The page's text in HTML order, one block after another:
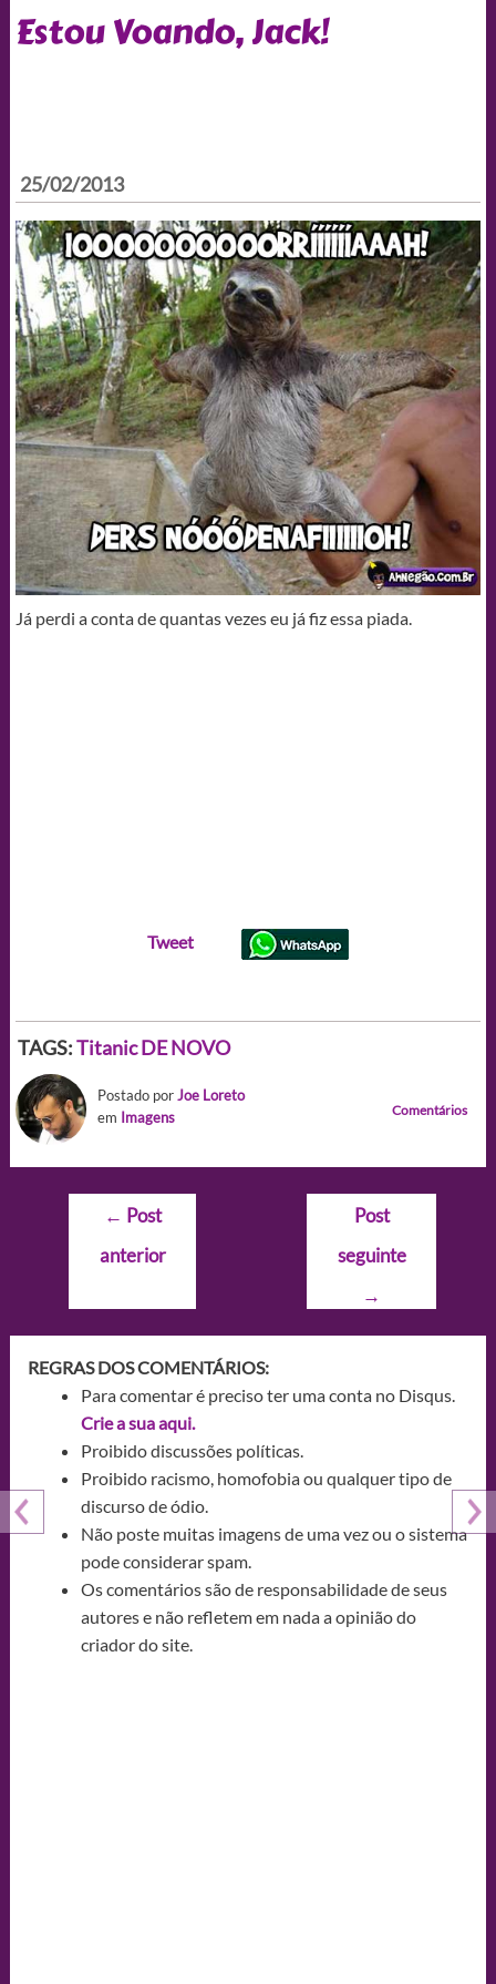
Estou Voando, Jack!
25/02/2013
Já perdi a conta de quantas vezes eu já fiz essa piada.
Tweet
TAGS:Titanic DE NOVO
Postado porJoe Loreto
em Imagens Comentários
Navegação
Post
← Post
anterior
Post
seguinte
→
REGRAS DOS COMENTÁRIOS:
Para comentar é preciso ter uma conta no Disqus.
Crie a sua aqui.
Proibido discussões políticas.
Proibido racismo, homofobia ou qualquer tipo de
discurso de ódio.
Não poste muitas imagens de uma vez ou o sistema
pode considerar spam.
Os comentários são de responsabilidade de seus
autores e não refletem em nada a opinião do
criador do site.